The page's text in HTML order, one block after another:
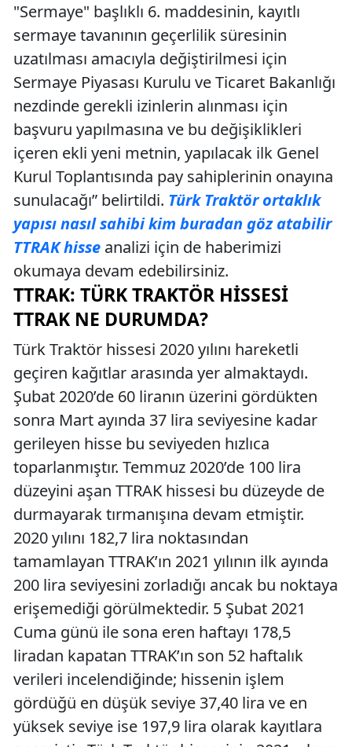
"Sermaye" başlıklı 6. maddesinin, kayıtlı
sermaye tavanının geçerlilik süresinin
uzatılması amacıyla değiştirilmesi için
Sermaye Piyasası Kurulu ve Ticaret Bakanlığı
nezdinde gerekli izinlerin alınması için
başvuru yapılmasına ve bu değişiklikleri
içeren ekli yeni metnin, yapılacak ilk Genel
Kurul Toplantısında pay sahiplerinin onayına
sunulacağı” belirtildi. Türk Traktör ortaklık
yapısı nasıl sahibi kim buradan göz atabilir
TTRAK hisse analizi için de haberimizi
okumaya devam edebilirsiniz.
TTRAK: TÜRK TRAKTÖR HISSESI
TTRAK NE DURUMDA?
Türk Traktör hissesi 2020 yılını hareketli
geçiren kağıtlar arasında yer almaktaydı.
Şubat 2020’de 60 liranın üzerini gördükten
sonra Mart ayında 37 lira seviyesine kadar
gerileyen hisse bu seviyeden hızlıca
toparlanmıştır. Temmuz 2020’de 100 lira
düzeyini aşan TTRAK hissesi bu düzeyde de
durmayarak tırmanışına devam etmiştir.
2020 yılını 182,7 lira noktasından
tamamlayan TTRAK’ın 2021 yılının ilk ayında
200 lira seviyesini zorladığı ancak bu noktaya
erişemediği görülmektedir. 5 Şubat 2021
Cuma günü ile sona eren haftayı 178,5
liradan kapatan TTRAK’ın son 52 haftalık
verileri incelendiğinde; hissenin işlem
gördüğü en düşük seviye 37,40 lira ve en
yüksek seviye ise 197,9 lira olarak kayıtlara